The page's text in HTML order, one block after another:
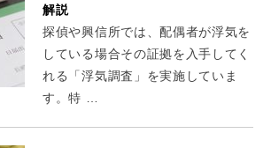
解説
探偵や興信所では、配偶者が浮気を
している場合その証拠を入手してく
れる「浮気調査」を実施していま
す。特 …